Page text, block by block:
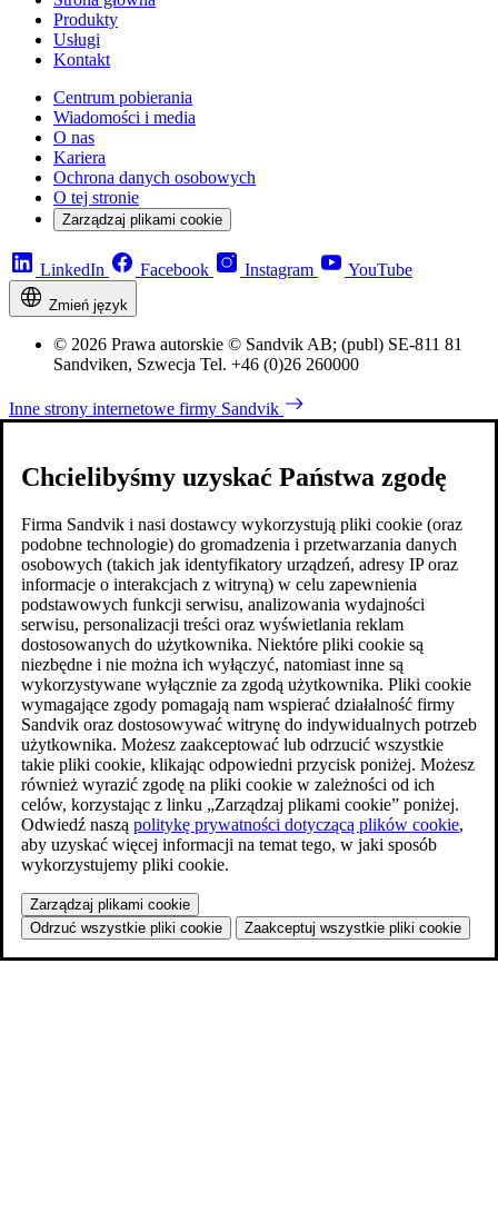
Produkty
Usługi
Kontakt
Centrum pobierania
Wiadomości i media
O nas
Kariera
Ochrona danych osobowych
O tej stronie
Zarządzaj plikami cookie
LinkedIn Facebook Instagram YouTube
Zmień język
© 2026 Prawa autorskie © Sandvik AB; (publ) SE-811 81
Sandviken, Szwecja Tel. +46 (0)26 260000
Inne strony internetowe firmy Sandvik
Chcielibyśmy uzyskać Państwa zgodę
Firma Sandvik i nasi dostawcy wykorzystują pliki cookie (oraz
podobne technologie) do gromadzenia i przetwarzania danych
osobowych (takich jak identyfikatory urządzeń, adresy IP oraz
informacje o interakcjach z witryną) w celu zapewnienia
podstawowych funkcji serwisu, analizowania wydajności
serwisu, personalizacji treści oraz wyświetlania reklam
dostosowanych do użytkownika. Niektóre pliki cookie są
niezbędne i nie można ich wyłączyć, natomiast inne są
wykorzystywane wyłącznie za zgodą użytkownika. Pliki cookie
wymagające zgody pomagają nam wspierać działalność firmy
Sandvik oraz dostosowywać witrynę do indywidualnych potrzeb
użytkownika. Możesz zaakceptować lub odrzucić wszystkie
takie pliki cookie, klikając odpowiedni przycisk poniżej. Możesz
również wyrazić zgodę na pliki cookie w zależności od ich
celów, korzystając z linku „Zarządzaj plikami cookie” poniżej.
Odwiedź naszą politykę prywatności dotyczącą plików cookie,
aby uzyskać więcej informacji na temat tego, w jaki sposób
wykorzystujemy pliki cookie.
Zarządzaj plikami cookie
Odrzuć wszystkie pliki cookie
Zaakceptuj wszystkie pliki cookie